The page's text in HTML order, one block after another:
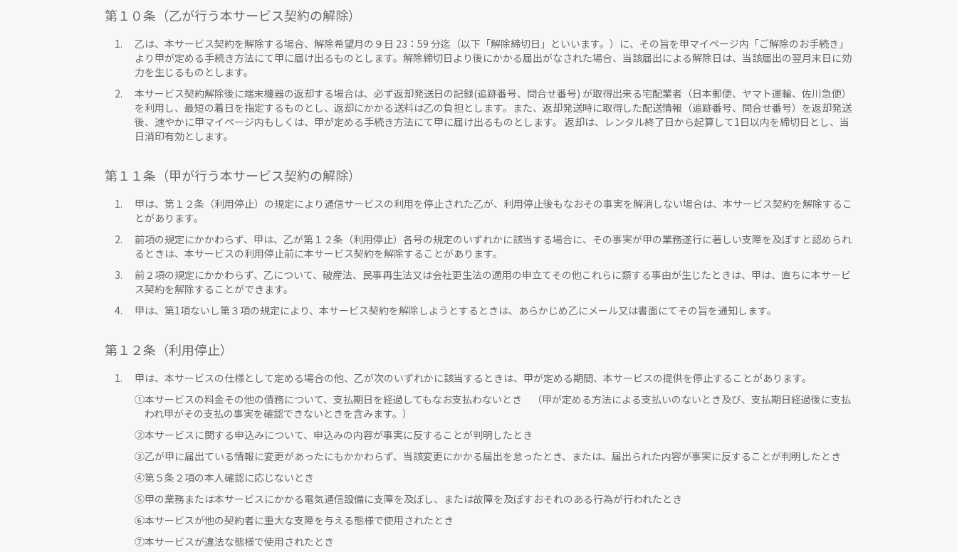
第１０条（乙が行う本サービス契約の解除）
乙は、本サービス契約を解除する場合、解除希望月の９日 23：59 分迄（以下「解除締切日」といいます。）に、その旨を甲マイページ内「ご解除のお手続き」
より甲が定める手続き方法にて甲に届け出るものとします。解除締切日より後にかかる届出がなされた場合、当該届出による解除日は、当該届出の翌月末日に効
力を生じるものとします。
本サービス契約解除後に端末機器の返却する場合は、必ず返却発送日の記録(追跡番号、問合せ番号) が取得出来る宅配業者（日本郵便、ヤマト運輸、佐川急便）
を利用し、最短の着日を指定するものとし、返却にかかる送料は乙の負担とします。また、返却発送時に取得した配送情報（追跡番号、問合せ番号）を返却発送
後、速やかに甲マイページ内もしくは、甲が定める手続き方法にて甲に届け出るものとします。 返却は、レンタル終了日から起算して1日以内を締切日とし、当
日消印有効とします。
第１１条（甲が行う本サービス契約の解除）
甲は、第１２条（利用停止）の規定により通信サービスの利用を停止された乙が、利用停止後もなおその事実を解消しない場合は、本サービス契約を解除するこ
とがあります。
前項の規定にかかわらず、甲は、乙が第１２条（利用停止）各号の規定のいずれかに該当する場合に、その事実が甲の業務遂行に著しい支障を及ぼすと認められ
るときは、本サービスの利用停止前に本サービス契約を解除することがあります。
前２項の規定にかかわらず、乙について、破産法、民事再生法又は会社更生法の適用の申立てその他これらに類する事由が生じたときは、甲は、直ちに本サービ
ス契約を解除することができます。
甲は、第1項ないし第３項の規定により、本サービス契約を解除しようとするときは、あらかじめ乙にメール又は書面にてその旨を通知します。
第１２条（利用停止）
甲は、本サービスの仕様として定める場合の他、乙が次のいずれかに該当するときは、甲が定める期間、本サービスの提供を停止することがあります。
①本サービスの料金その他の債務について、支払期日を経過してもなお支払わないとき （甲が定める方法による支払いのないとき及び、支払期日経過後に支払
われ甲がその支払の事実を確認できないときを含みます。）
②本サービスに関する申込みについて、申込みの内容が事実に反することが判明したとき
③乙が甲に届出ている情報に変更があったにもかかわらず、当該変更にかかる届出を怠ったとき、または、届出られた内容が事実に反することが判明したとき
④第５条２項の本人確認に応じないとき
⑤甲の業務または本サービスにかかる電気通信設備に支障を及ぼし、または故障を及ぼすおそれのある行為が行われたとき
⑥本サービスが他の契約者に重大な支障を与える態様で使用されたとき
⑦本サービスが違法な態様で使用されたとき